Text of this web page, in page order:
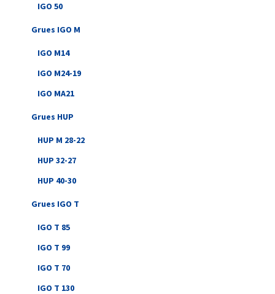
IGO 50
Grues IGO M
IGO M14
IGO M24-19
IGO MA21
Grues HUP
HUP M 28-22
HUP 32-27
HUP 40-30
Grues IGO T
IGO T 85
IGO T 99
IGO T 70
IGO T 130